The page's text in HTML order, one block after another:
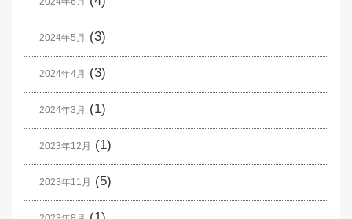
2024年5月 (3)
2024年4月 (3)
2024年3月 (1)
2023年12月 (1)
2023年11月 (5)